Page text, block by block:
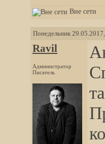
Вне сети
Понедельник
Ravil
Администратор
Писатель